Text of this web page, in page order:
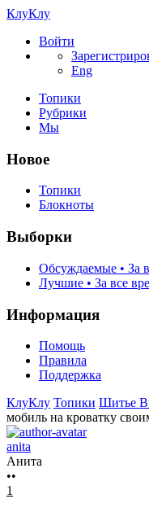
КлуКлу
Войти
Eng
Топики
Рубрики
Мы
Новое
Топики
Блокноты
Выборки
Обсуждаемые • За
Лучшие • За все
Информация
Помощь
Правила
Поддержка
КлуКлу Топики Шитье
мобиль на кроватку
anita
Анита
••
1